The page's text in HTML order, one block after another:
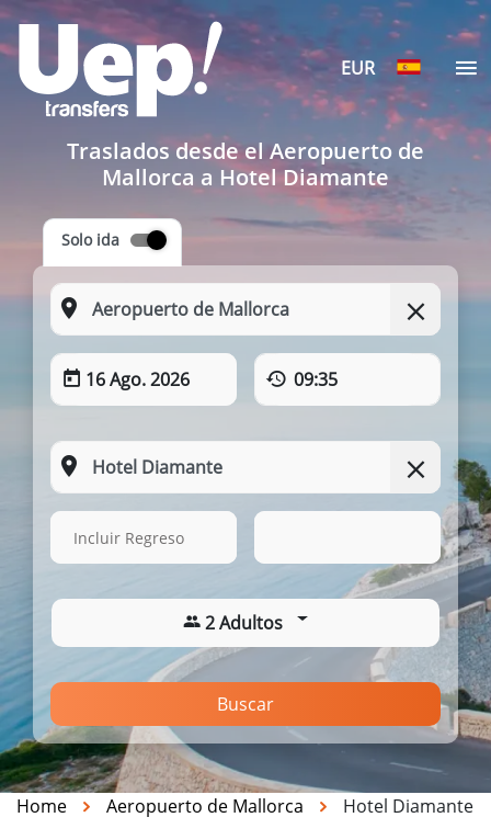
EUR
Traslados desde el Aeropuerto de
Mallorca a Hotel Diamante
Solo ida
16 Ago. 2026 09:35
16 Ago. 2026
Incluir Regreso
2 Adultos
Buscar
Home Aeropuerto de Mallorca Hotel Diamante